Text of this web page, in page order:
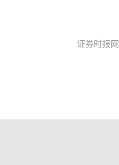
证券时报网